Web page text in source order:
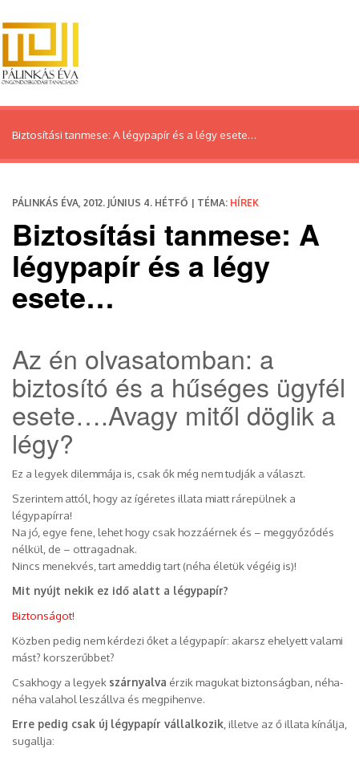
Biztosítási tanmese: A légypapír és a légy esete…
PÁLINKÁS ÉVA, 2012. JÚNIUS 4. HÉTFŐ | TÉMA: HÍREK
Biztosítási tanmese: A
légypapír és a légy
esete…
Az én olvasatomban: a
biztosító és a hűséges ügyfél
esete….Avagy mitől döglik a
légy?
Ez a legyek dilemmája is, csak ők még nem tudják a választ.
Szerintem attól, hogy az ígéretes illata miatt rárepülnek a
légypapírra!
Na jó, egye fene, lehet hogy csak hozzáérnek és – meggyőződés
nélkül, de – ottragadnak.
Nincs menekvés, tart ameddig tart (néha életük végéig is)!
Mit nyújt nekik ez idő alatt a légypapír?
Biztonságot!
Közben pedig nem kérdezi őket a légypapír: akarsz ehelyett valami
mást? korszerűbbet?
Csakhogy a legyek szárnyalva érzik magukat biztonságban, néha-
néha valahol leszállva és megpihenve.
Erre pedig csak új légypapír vállalkozik , illetve az ő illata kínálja,
sugallja: